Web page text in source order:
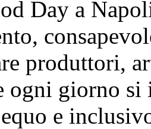
Day a
produttori,
ogni giorno si
e